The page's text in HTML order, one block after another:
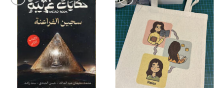
إضافة
إلى
قائمة
الرغبات
إلى
الرغبات